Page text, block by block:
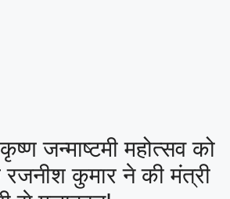
जन्माष्टमी महोत्सव को
कुमार ने की मंत्री